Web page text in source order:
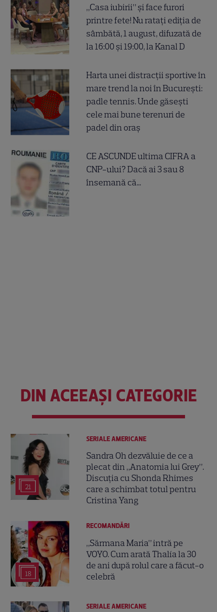
„Casa iubirii” și face furori
printre fete! Nu ratați ediția de
sâmbătă, 1 august, difuzată de
la 16:00 și 19:00, la Kanal D
Harta unei distracții sportive în
mare trend la noi în București:
padle tennis. Unde găsești
cele mai bune terenuri de
padel din oraș
CE ASCUNDE ultima CIFRA a
CNP-ului? Dacă ai 3 sau 8
însemană că...
DIN ACEEAȘI CATEGORIE
21
SERIALE AMERICANE
Sandra Oh dezvăluie de ce a
plecat din „Anatomia lui Grey”.
Discuția cu Shonda Rhimes
care a schimbat totul pentru
Cristina Yang
18
RECOMANDĂRI
„Sărmana Maria” intră pe
VOYO. Cum arată Thalía la 30
de ani după rolul care a făcut-o
celebră
SERIALE AMERICANE